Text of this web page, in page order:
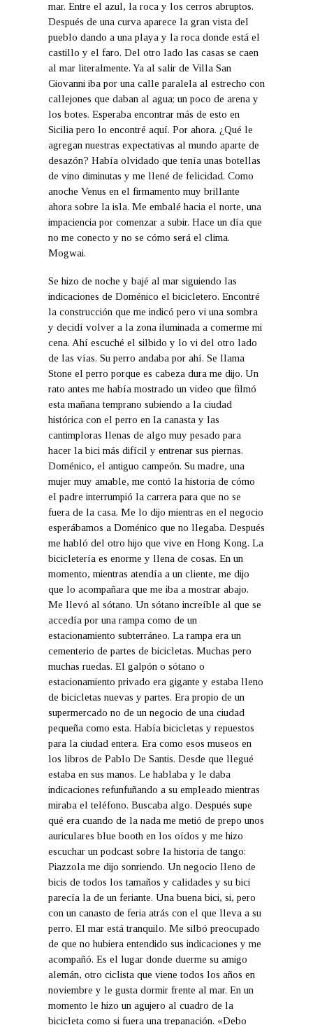
mar. Entre el azul, la roca y los cerros abruptos.
Después de una curva aparece la gran vista del
pueblo dando a una playa y la roca donde está el
castillo y el faro. Del otro lado las casas se caen
al mar literalmente. Ya al salir de Villa San
Giovanni iba por una calle paralela al estrecho con
callejones que daban al agua; un poco de arena y
los botes. Esperaba encontrar más de esto en
Sicilia pero lo encontré aquí. Por ahora. ¿Qué le
agregan nuestras expectativas al mundo aparte de
desazón? Había olvidado que tenía unas botellas
de vino diminutas y me llené de felicidad. Como
anoche Venus en el firmamento muy brillante
ahora sobre la isla. Me embalé hacia el norte, una
impaciencia por comenzar a subir. Hace un día que
no me conecto y no se cómo será el clima.
Mogwai.
Se hizo de noche y bajé al mar siguiendo las
indicaciones de Doménico el bicicletero. Encontré
la construcción que me indicó pero vi una sombra
y decidí volver a la zona iluminada a comerme mi
cena. Ahí escuché el silbido y lo vi del otro lado
de las vías. Su perro andaba por ahí. Se llama
Stone el perro porque es cabeza dura me dijo. Un
rato antes me había mostrado un video que filmó
esta mañana temprano subiendo a la ciudad
histórica con el perro en la canasta y las
cantimploras llenas de algo muy pesado para
hacer la bici más difícil y entrenar sus piernas.
Doménico, el antiguo campeón. Su madre, una
mujer muy amable, me contó la historia de cómo
el padre interrumpió la carrera para que no se
fuera de la casa. Me lo dijo mientras en el negocio
esperábamos a Doménico que no llegaba. Después
me habló del otro hijo que vive en Hong Kong. La
bicicletería es enorme y llena de cosas. En un
momento, mientras atendía a un cliente, me dijo
que lo acompañara que me iba a mostrar abajo.
Me llevó al sótano. Un sótano increíble al que se
accedía por una rampa como de un
estacionamiento subterráneo. La rampa era un
cementerio de partes de bicicletas. Muchas pero
muchas ruedas. El galpón o sótano o
estacionamiento privado era gigante y estaba lleno
de bicicletas nuevas y partes. Era propio de un
supermercado no de un negocio de una ciudad
pequeña como esta. Había bicicletas y repuestos
para la ciudad entera. Era como esos museos en
los libros de Pablo De Santis. Desde que llegué
estaba en sus manos. Le hablaba y le daba
indicaciones refunfuñando a su empleado mientras
miraba el teléfono. Buscaba algo. Después supe
qué era cuando de la nada me metió de prepo unos
auriculares blue booth en los oídos y me hizo
escuchar un podcast sobre la historia de tango:
Piazzola me dijo sonriendo. Un negocio lleno de
bicis de todos los tamaños y calidades y su bici
parecía la de un feriante. Una buena bici, si, pero
con un canasto de feria atrás con el que lleva a su
perro. El mar está tranquilo. Me silbó preocupado
de que no hubiera entendido sus indicaciones y me
acompañó. Es el lugar donde duerme su amigo
alemán, otro ciclista que viene todos los años en
noviembre y le gusta dormir frente al mar. En un
momento le hizo un agujero al cuadro de la
bicicleta como si fuera una trepanación. «Debo